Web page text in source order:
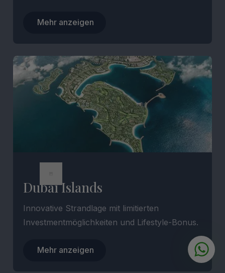
Mehr anzeigen
Dubai Islands
Innovative Strandlage mit limitierten
Investmentmöglichkeiten und Lifestyle-Bonus.
Mehr anzeigen